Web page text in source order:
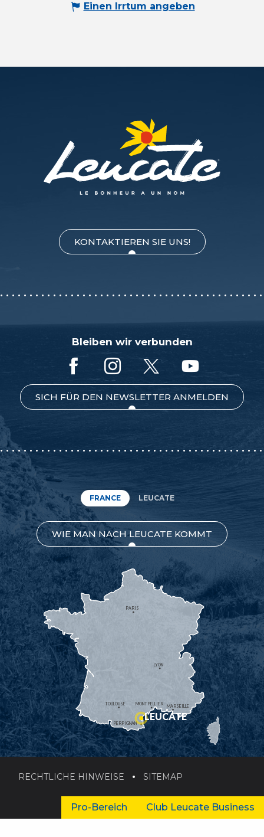
Einen Irrtum angeben
KONTAKTIEREN SIE UNS!
Bleiben wir verbunden
SICH FÜR DEN NEWSLETTER ANMELDEN
FRANCE LEUCATE
WIE MAN NACH LEUCATE KOMMT
MONTPELLIER
PERPIGNAN
MARSEILLE
TOULOUSE
LYON
PARIS
LEUCATE
RECHTLICHE HINWEISE SITEMAP
Pro-Bereich Club Leucate Business